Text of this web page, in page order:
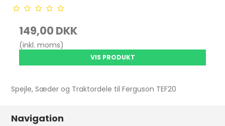
149,00 DKK
(inkl. moms)
VIS PRODUKT
Spejle, Sæder og Traktordele til Ferguson TEF20
Navigation